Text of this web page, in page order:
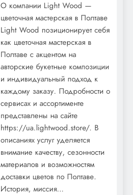
О компании Light Wood —
цветочная мастерская в Полтаве
Light Wood позиционирует себя
как цветочная мастерская в
Полтаве с акцентом на
авторские букетные композиции
и индивидуальный подход к
каждому заказу. Подробности о
сервисах и ассортименте
представлены на сайте
https://ua.lightwood.store/. В
описаниях услуг уделяется
внимание качеству, сезонности
материалов и возможностям
доставки цветов по Полтаве.
История, миссия…